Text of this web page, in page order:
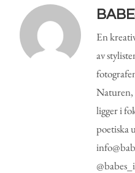
En
av
Naturen,
ligger i
poetiska